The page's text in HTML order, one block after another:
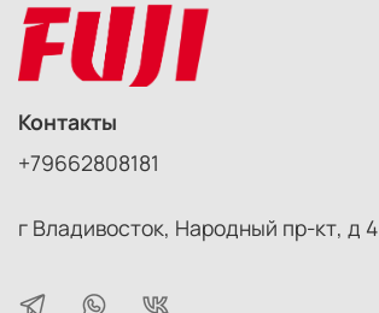
Контакты
+79662808181
г Владивосток, Народный пр-кт, д 4